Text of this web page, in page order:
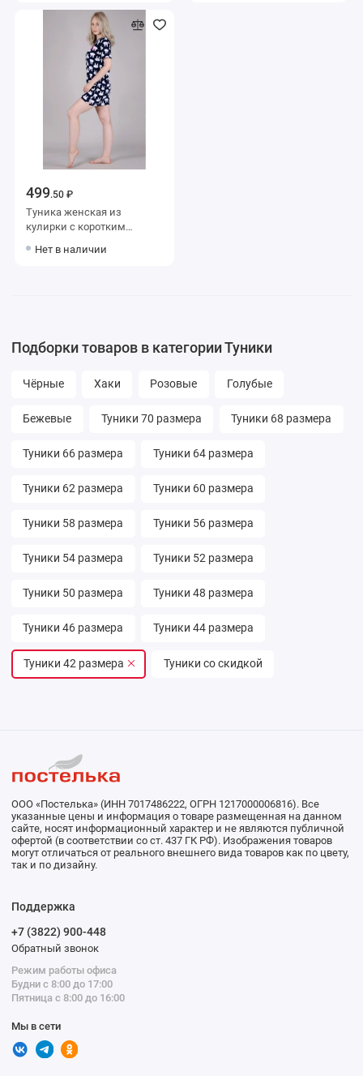
499.50 ₽
Туника женская из
кулирки с коротким
Нет в наличии
Подборки товаров в категории Туники
Чёрные Хаки Розовые Голубые
Бежевые Туники 70 размера Туники 68 размера
Туники 66 размера Туники 64 размера
Туники 62 размера Туники 60 размера
Туники 58 размера Туники 56 размера
Туники 54 размера Туники 52 размера
Туники 50 размера Туники 48 размера
Туники 46 размера Туники 44 размера
Туники 42 размера Туники со скидкой
ООО «Постелька» (ИНН 7017486222, ОГРН 1217000006816). Все
указанные цены и информация о товаре размещенная на данном
сайте, носят информационный характер и не являются публичной
офертой (в соответствии со ст. 437 ГК РФ). Изображения товаров
могут отличаться от реального внешнего вида товаров как по цвету,
так и по дизайну.
Поддержка
+7 (3822) 900-448
Обратный звонок
Режим работы офиса
Будни с 8:00 до 17:00
Пятница с 8:00 до 16:00
Мы в сети